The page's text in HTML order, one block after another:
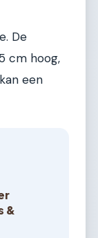
De
cm hoog,
een
&